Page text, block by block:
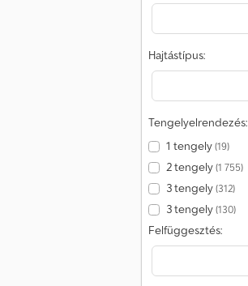
Hajtástípus:
Tengelyelrendezés:
1 tengely(19)
2 tengely(1 755)
3 tengely(312)
3 tengely(130)
Felfüggesztés: